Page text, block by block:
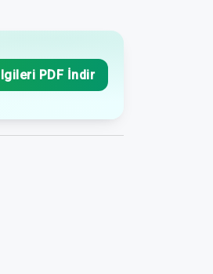
PDF İndir